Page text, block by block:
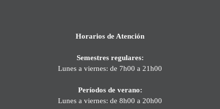
Horarios de Atención
Semestres regulares:
Lunes a viernes: de 7h00 a 21h00
Períodos de verano:
Lunes a viernes: de 8h00 a 20h00